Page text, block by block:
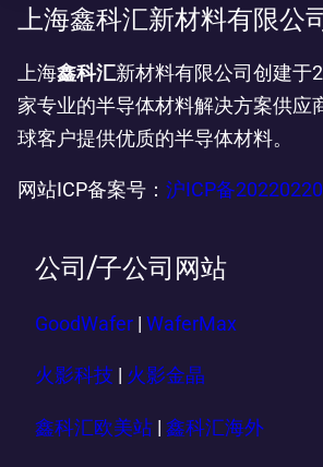
上海鑫科汇新材料有限公
上海鑫科汇新材料有限公司创建于
家专业的半导体材料解决方案供应
球客户提供优质的半导体材料。
网站ICP备案号： 沪ICP备
公司/子公司网站
GoodWafer | WaferMax
火影科技 火影金晶
鑫科汇欧美站 | 鑫科汇海外